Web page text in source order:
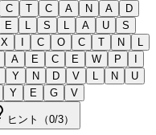
C T C A N A
D
E L S L A U
S
X I C O C T N
L
A E C E W P
I
Y N D V L N
U
Y E G V
ヒント（0/3）